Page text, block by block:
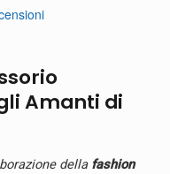
Amanti di
della fashion